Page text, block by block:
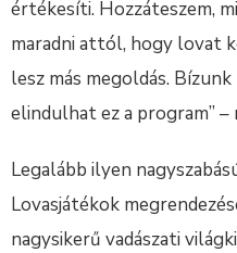
értékesíti. Hozzáteszem,
maradni attól, hogy lovat
lesz más megoldás.
elindulhat ez a program” –
Legalább ilyen
Lovasjátékok
nagysikerű vadászati